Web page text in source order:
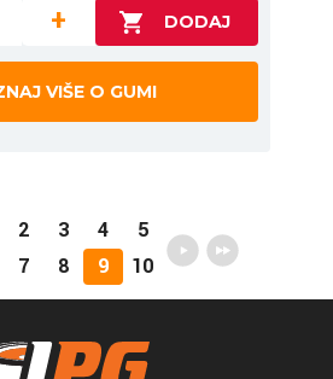
+
VIŠE O GUMI
2 3 4
5
7 8 9 10